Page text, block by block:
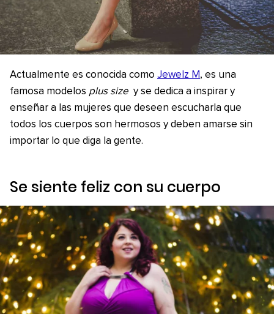
Actualmente es conocida como Jewelz M, es una
famosa modelos plus size y se dedica a inspirar y
enseñar a las mujeres que deseen escucharla que
todos los cuerpos son hermosos y deben amarse sin
importar lo que diga la gente.
Se siente feliz con su cuerpo